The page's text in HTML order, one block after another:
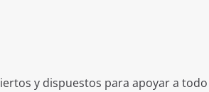
y dispuestos para apoyar a todo